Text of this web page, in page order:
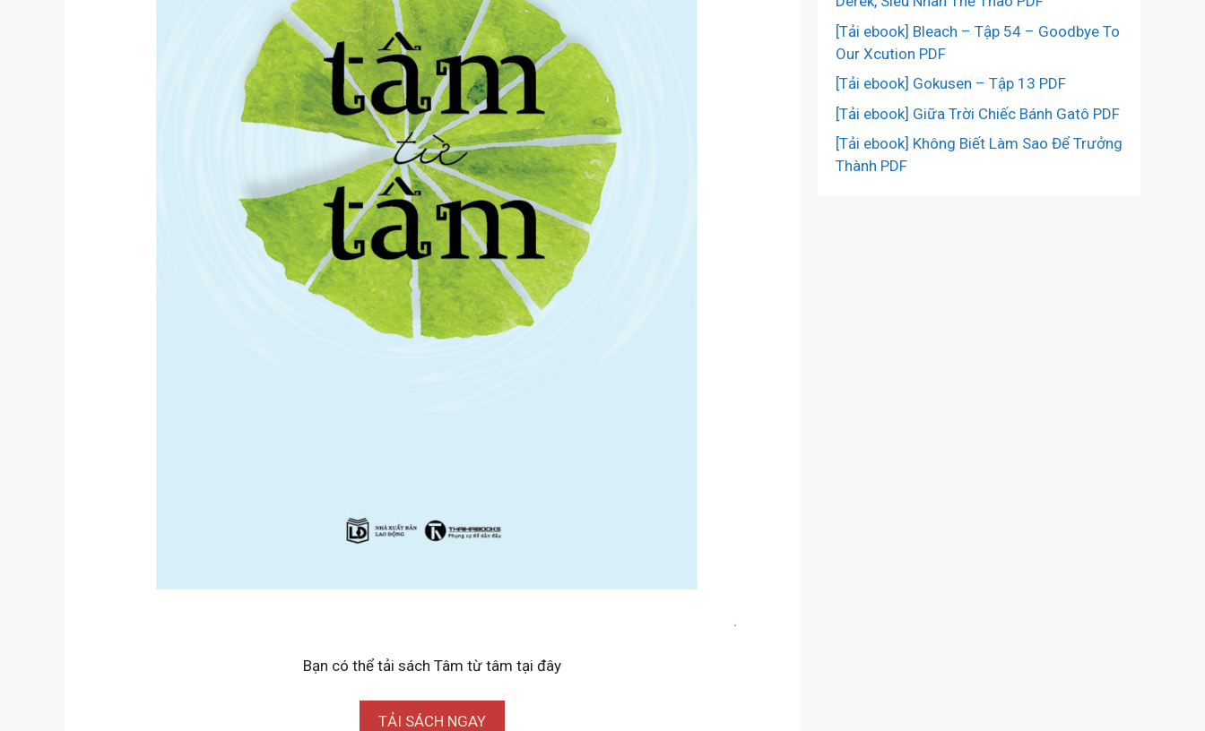
Bạn có thể tải sách Tâm từ tâm tại đây
TẢI SÁCH NGAY
[Tải ebook] Bleach – Tập 54 – Goodbye To
Our Xcution PDF
[Tải ebook] Gokusen – Tập 13 PDF
[Tải ebook] Giữa Trời Chiếc Bánh Gatô PDF
[Tải ebook] Không Biết Làm Sao Để Trưởng
Thành PDF